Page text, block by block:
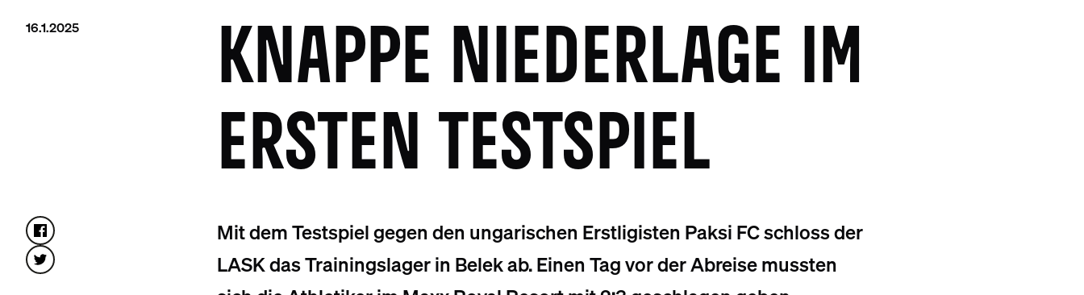
16.1.2025
KNAPPE NIEDERLAGE IM
ERSTEN TESTSPIEL
Mit dem Testspiel gegen den ungarischen Erstligisten Paksi FC schloss der
LASK das Trainingslager in Belek ab. Einen Tag vor der Abreise mussten